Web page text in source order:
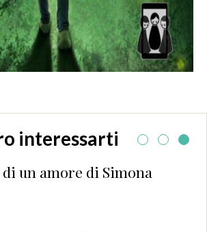
interessarti
un amore di Simona